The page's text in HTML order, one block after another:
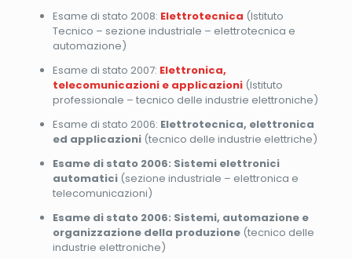
Esame di stato 2008: Elettrotecnica (Istituto
Tecnico – sezione industriale – elettrotecnica e
automazione)
Esame di stato 2007: Elettronica,
telecomunicazioni e applicazioni (Istituto
professionale – tecnico delle industrie elettroniche)
Esame di stato 2006: Elettrotecnica, elettronica
ed applicazioni(tecnico delle industrie elettriche)
Esame di stato 2006: Sistemi elettronici
automatici(sezione industriale – elettronica e
telecomunicazioni)
Esame di stato 2006: Sistemi, automazione e
organizzazione della produzione(tecnico delle
industrie elettroniche)